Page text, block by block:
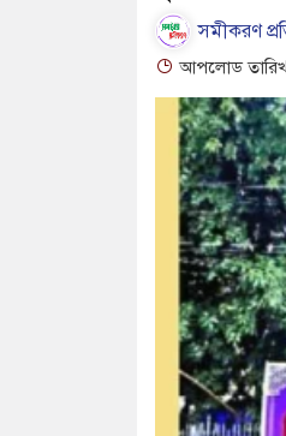
সমীকরণ
আপলোড